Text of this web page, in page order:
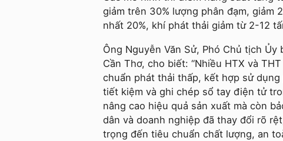
giảm trên 30% lượng phân đạm,
nhất 20%, khí phát thải giảm từ 2-12
Ông Nguyễn Văn Sử, Phó Chủ tịch
Cần Thơ, cho biết: “Nhiều HTX và
chuẩn phát thải thấp, kết hợp sử
tiết kiệm và ghi chép sổ tay điện tử
nâng cao hiệu quả sản xuất mà còn
dân và doanh nghiệp đã thay đổi rõ
trọng đến tiêu chuẩn chất lượng, an